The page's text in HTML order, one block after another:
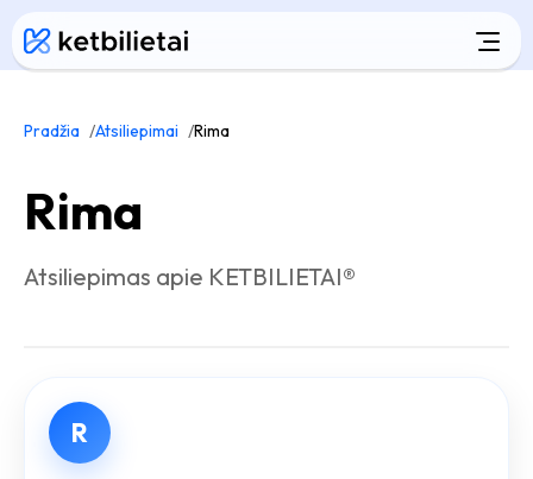
Pradžia Atsiliepimai Rima
Rima
Atsiliepimas apie KETBILIETAI®
R